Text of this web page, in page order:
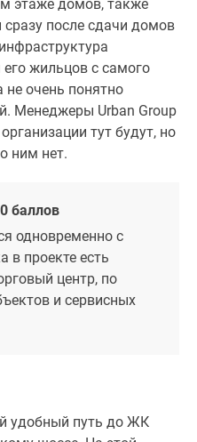
этаже домов, также
после сдачи домов
жильцов с самого
не очень понятно
Менеджеры Urban Group
тут будут, но
ним нет.
баллов
одновременно с
проекте есть
центр, по
и сервисных
удобный путь до ЖК